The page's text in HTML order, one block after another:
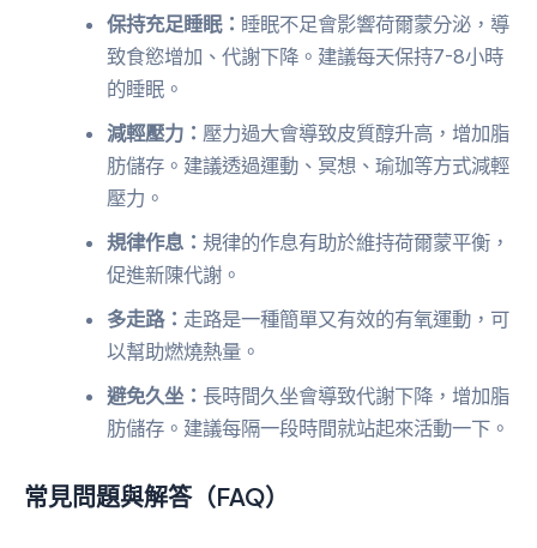
保持充足睡眠： 睡眠不足會影響荷爾蒙分泌，導
致食慾增加、代謝下降。建議每天保持7-8小時
的睡眠。
減輕壓力： 壓力過大會導致皮質醇升高，增加脂
肪儲存。建議透過運動、冥想、瑜珈等方式減輕
壓力。
規律作息：規律的作息有助於維持荷爾蒙平衡，
促進新陳代謝。
多走路： 走路是一種簡單又有效的有氧運動，可
以幫助燃燒熱量。
避免久坐： 長時間久坐會導致代謝下降，增加脂
肪儲存。建議每隔一段時間就站起來活動一下。
常見問題與解答（FAQ）